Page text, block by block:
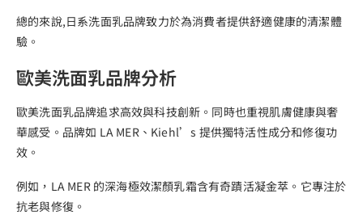
總的來說,日系洗面乳品牌致力於為消費者提供舒適健康的清潔體
驗。
歐美洗面乳品牌分析
歐美洗面乳品牌追求高效與科技創新。同時也重視肌膚健康與奢
華感受。品牌如 LA MER、Kiehl’s 提供獨特活性成分和修復功
效。
例如，LA MER 的深海極效潔顏乳霜含有奇蹟活凝金萃。它專注於
抗老與修復。